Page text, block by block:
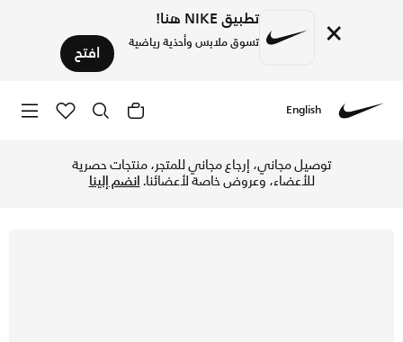
× تطبيق NIKE هنا!
تسوق ملابس وأحذية رياضية افتح
English
توصيل مجاني، إرجاع مجاني للمتجر، منتجات حصرية
للأعضاء، وعروض خاصة لأعضائنا.انضم إلينا